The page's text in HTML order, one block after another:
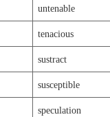
untenable
tenacious
sustract
susceptible
speculation